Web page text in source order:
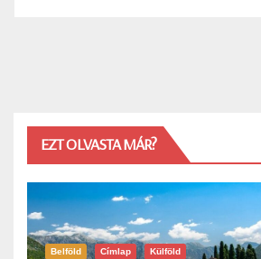
EZT OLVASTA MÁR?
Belföld Címlap Külföld